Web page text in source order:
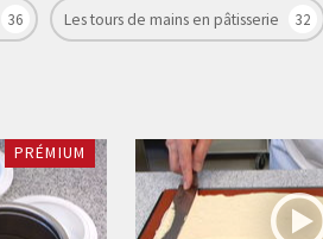
36 Les tours de mains en pâtisserie 32
PRÉMIUM